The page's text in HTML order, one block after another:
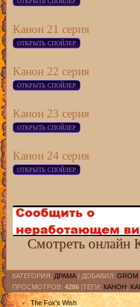
Канон 21 серия
Канон 22 серия
Канон 23 серия
Канон 24 серия
Смотреть онлайн
КАТЕГОРИЯ: ДРАМА | ДОБАВИЛ: GROM
ПРОСМОТРОВ: 4286 |ТЕГИ: КАНОН
The Fox's Wish